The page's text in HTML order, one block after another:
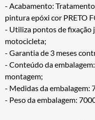
- Acabamento:
pintura epóxi cor PRETO
- Utiliza pontos de fixação
motocicleta;
- Garantia de 3 meses
- Conteúdo da
montagem;
- Medidas da embalagem:
- Peso da embalagem: